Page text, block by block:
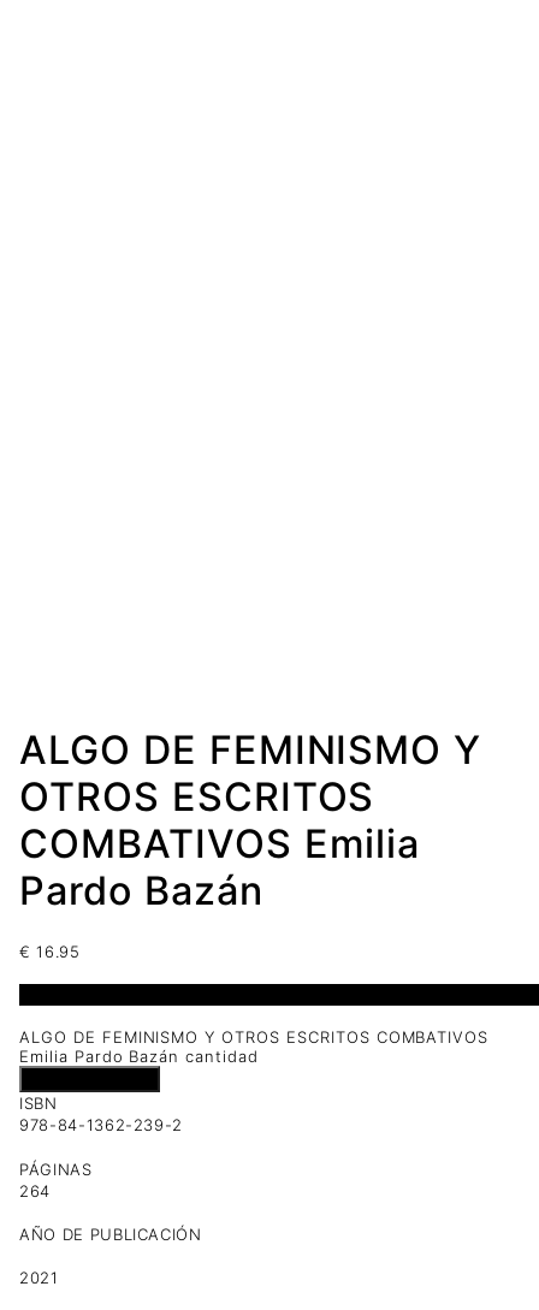
ALGO DE FEMINISMO Y
OTROS ESCRITOS
COMBATIVOS Emilia
Pardo Bazán
€ 16.95
ALGO DE FEMINISMO Y OTROS ESCRITOS COMBATIVOS
Emilia Pardo Bazán cantidad
ISBN
978-84-1362-239-2
PÁGINAS
264
AÑO DE PUBLICACIÓN
2021